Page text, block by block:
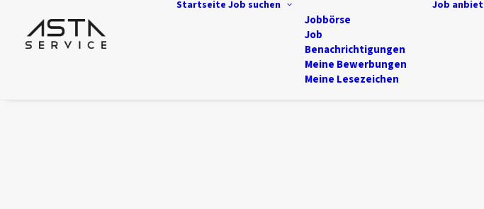
Startseite Job suchen
Jobbörse
Job
Benachrichtigungen
Meine Bewerbungen
Meine Lesezeichen
Job